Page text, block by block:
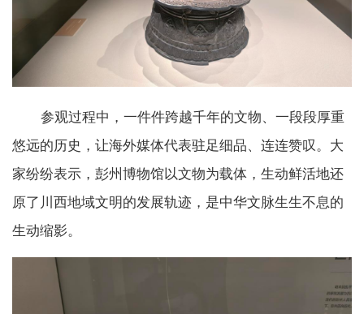
参观过程中，一件件跨越千年的文物、一段段厚重
悠远的历史，让海外媒体代表驻足细品、连连赞叹。大
家纷纷表示，彭州博物馆以文物为载体，生动鲜活地还
原了川西地域文明的发展轨迹，是中华文脉生生不息的
生动缩影。